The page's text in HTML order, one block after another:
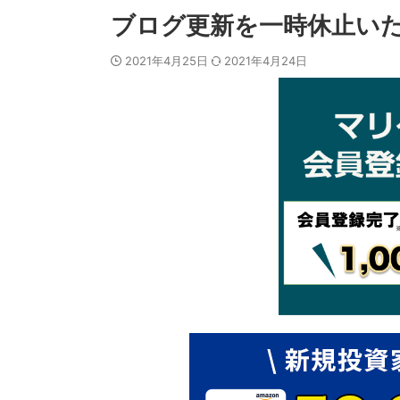
ブログ更新を一時休止い
2021年4月25日 2021年4月24日